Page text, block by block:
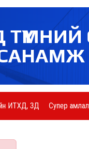
ТҮМНИЙ
ИТХД, ЗД Супер